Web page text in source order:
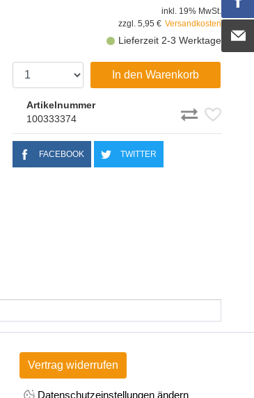
inkl. 19% MwSt.
zzgl. 5,95 € Versandkosten
Lieferzeit 2-3 Werktage
In den Warenkorb
Artikelnummer
100333374
FACEBOOK TWITTER
Vertrag widerrufen
Datenschutzeinstellungen ändern